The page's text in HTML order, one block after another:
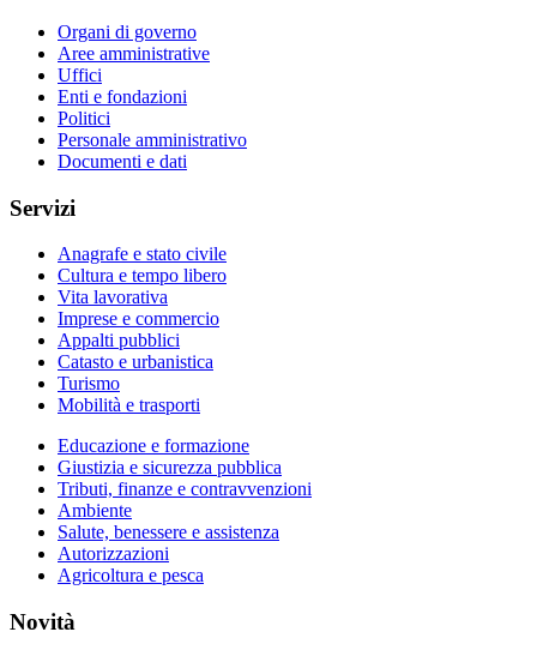
Organi di governo
Aree amministrative
Uffici
Enti e fondazioni
Politici
Personale amministrativo
Documenti e dati
Servizi
Anagrafe e stato civile
Cultura e tempo libero
Vita lavorativa
Imprese e commercio
Appalti pubblici
Catasto e urbanistica
Turismo
Mobilità e trasporti
Educazione e formazione
Giustizia e sicurezza pubblica
Tributi, finanze e contravvenzioni
Ambiente
Salute, benessere e assistenza
Autorizzazioni
Agricoltura e pesca
Novità